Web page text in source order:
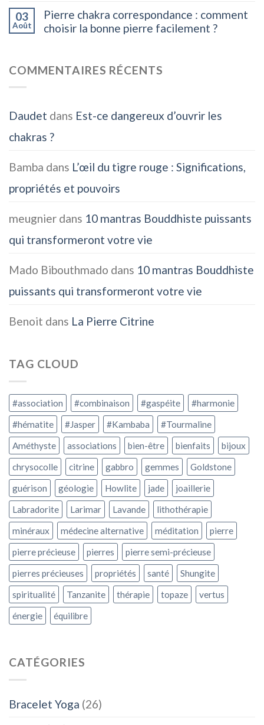
03
Août
Pierre chakra correspondance : comment
choisir la bonne pierre facilement ?
COMMENTAIRES RÉCENTS
Daudet dans Est-ce dangereux d’ouvrir les
chakras ?
Bamba dans L’œil du tigre rouge : Significations,
propriétés et pouvoirs
meugnier dans 10 mantras Bouddhiste puissants
qui transformeront votre vie
Mado Bibouthmado dans 10 mantras Bouddhiste
puissants qui transformeront votre vie
Benoit dans La Pierre Citrine
TAG CLOUD
#association #combinaison #gaspéite
#harmonie
#hématite
#Jasper #Kambaba
#Tourmaline
Améthyste
associations bien-être bienfaits
bijoux
chrysocolle
citrine gabbro gemmes
Goldstone
guérison
géologie Howlite jade
joaillerie
Labradorite
Larimar Lavande
lithothérapie
minéraux
médecine alternative méditation
pierre
pierre précieuse
pierres
pierre semi-précieuse
pierres précieuses
propriétés santé
Shungite
spiritualité
Tanzanite thérapie topaze
vertus
énergie
équilibre
CATÉGORIES
Bracelet Yoga (26)